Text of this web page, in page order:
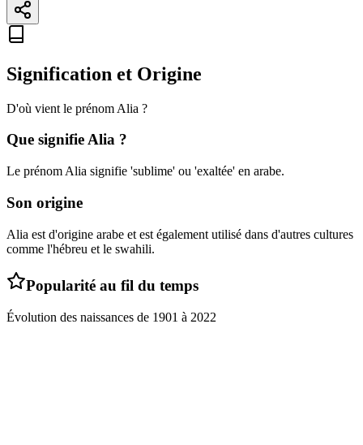
Signification et Origine
D'où vient le prénom Alia ?
Que signifieAlia ?
Le prénom Alia signifie 'sublime' ou 'exaltée' en arabe.
Son origine
Alia est d'origine arabe et est également utilisé dans d'autres cultures
comme l'hébreu et le swahili.
Popularité au fil du temps
Évolution des naissances de 1901 à 2022